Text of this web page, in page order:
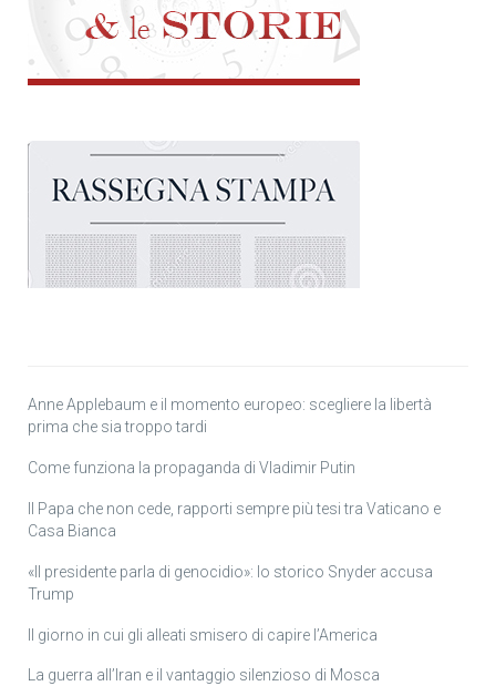
Anne Applebaum e il momento europeo: scegliere la libertà
prima che sia troppo tardi
Come funziona la propaganda di Vladimir Putin
Il Papa che non cede, rapporti sempre più tesi tra Vaticano e
Casa Bianca
«Il presidente parla di genocidio»: lo storico Snyder accusa
Trump
Il giorno in cui gli alleati smisero di capire l’America
La guerra all’Iran e il vantaggio silenzioso di Mosca